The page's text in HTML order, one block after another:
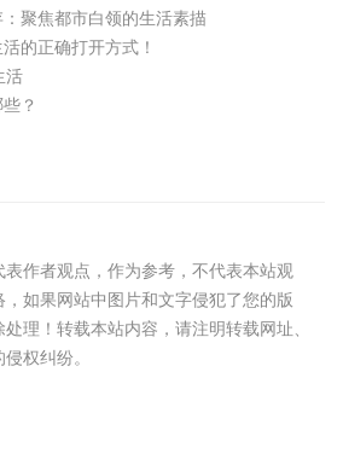
聚焦都市白领的生活素描
的正确打开方式！
活
？
表作者观点，作为参考，不代表本站观
如果网站中图片和文字侵犯了您的版
理！转载本站内容，请注明转载网址、
权纠纷。